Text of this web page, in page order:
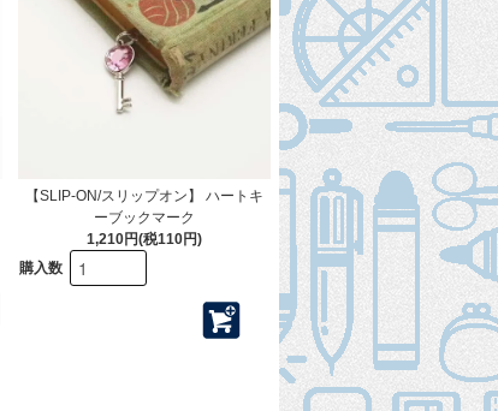
【SLIP-ON/スリップオン】 ハートキ
ーブックマーク
1,210円(税110円)
購入数